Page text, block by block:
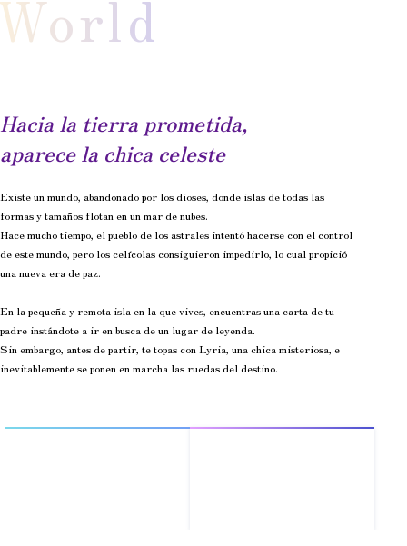
Hacia la tierra prometida,
aparece la chica celeste
Existe un mundo, abandonado por los dioses, donde islas de todas las
formas y tamaños flotan en un mar de nubes.
Hace mucho tiempo, el pueblo de los astrales intentó hacerse con el control
de este mundo, pero los celícolas consiguieron impedirlo, lo cual propició
una nueva era de paz.
En la pequeña y remota isla en la que vives, encuentras una carta de tu
padre instándote a ir en busca de un lugar de leyenda.
Sin embargo, antes de partir, te topas con Lyria, una chica misteriosa, e
inevitablemente se ponen en marcha las ruedas del destino.